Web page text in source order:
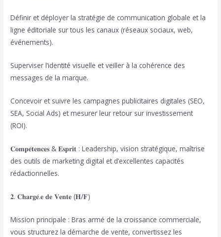
Définir et déployer la stratégie de communication globale et la
ligne éditoriale sur tous les canaux (réseaux sociaux, web,
événements).
Superviser l’identité visuelle et veiller à la cohérence des
messages de la marque.
Concevoir et suivre les campagnes publicitaires digitales (SEO,
SEA, Social Ads) et mesurer leur retour sur investissement
(ROI).
𝐂𝐨𝐦𝐩𝐞́𝐭𝐞𝐧𝐜𝐞𝐬 & 𝐄𝐬𝐩𝐫𝐢𝐭 : Leadership, vision stratégique, maîtrise
des outils de marketing digital et d’excellentes capacités
rédactionnelles.
𝟐. 𝐂𝐡𝐚𝐫𝐠𝐞́.𝐞 𝐝𝐞 𝐕𝐞𝐧𝐭𝐞 (𝐇/𝐅)
Mission principale : Bras armé de la croissance commerciale,
vous structurez la démarche de vente, convertissez les